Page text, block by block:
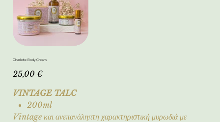
Charlotte Body Cream
Τιμή
25,00 €
VINTAGE TALC
200ml
Vintage και ανεπανάληπτη χαρακτηριστική μυρωδιά με